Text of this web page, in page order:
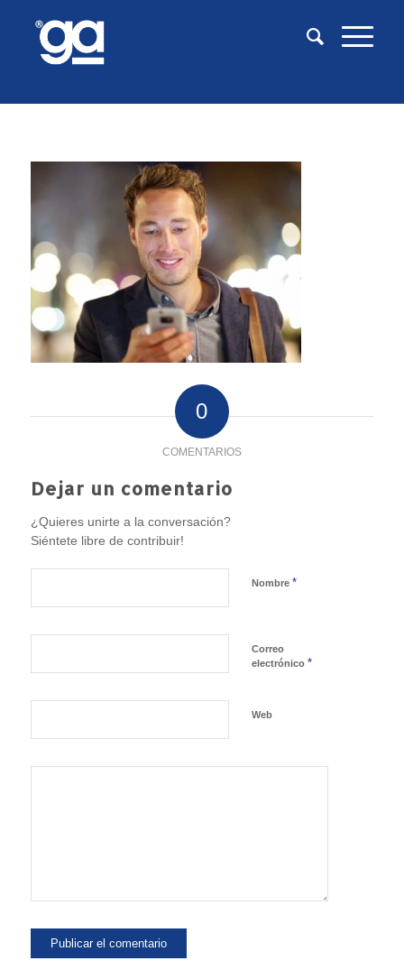
0
COMENTARIOS
Dejar un comentario
¿Quieres unirte a la conversación?
Siéntete libre de contribuir!
Nombre *
Correo
electrónico *
Web